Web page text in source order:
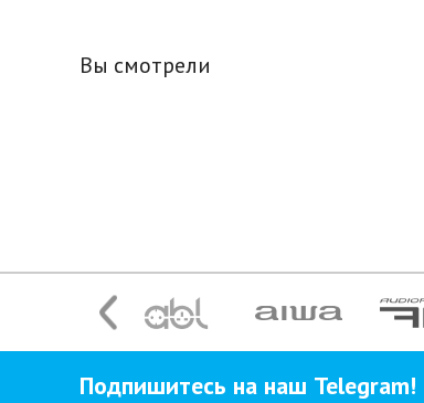
Вы смотрели
Подпишитесь на наш Telegram!